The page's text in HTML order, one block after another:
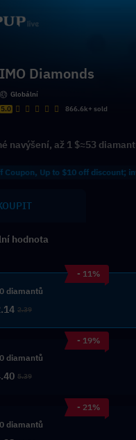
IMO Diamonds
Globální
5.0
866.6k+ sold
navýšení, až 1 $≈53
Up to $10 off discount;
hodnota
- 11%
diamantů
2.39
- 19%
diamantů
5.39
- 21%
diamantů